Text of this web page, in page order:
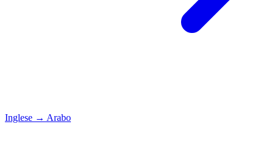
Inglese → Arabo